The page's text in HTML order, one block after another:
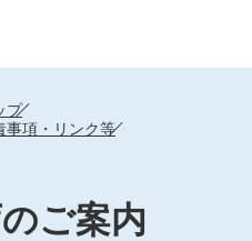
プ
事項・リンク等
ご案内